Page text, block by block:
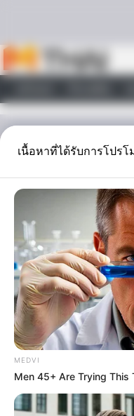
ไลฟ์สไตล์
ดูดวง
ดวงความรั
เดือนตุลา
อ.คฑา ชิน
มาเช็คดวงความรักกันหน่อย
Home / ดูดวง
/ ดวงความรัก
อ.คฑา ชินบัญชร
ดูดวง |
6 ต.ค. 2016
เนื้อหาที่ได้รับการโปรโ
MEDVI
Men 45+ Are Trying This